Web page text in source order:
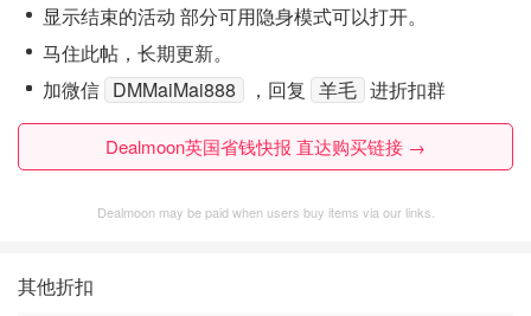
显示结束的活动 部分可用隐身模式可以打开。
马住此帖，长期更新。
加微信 DMMaiMai888 ，回复 羊毛 进折扣群
Dealmoon英国省钱快报 直达购买链接 →
Dealmoon may be paid when users buy items via our links.
其他折扣